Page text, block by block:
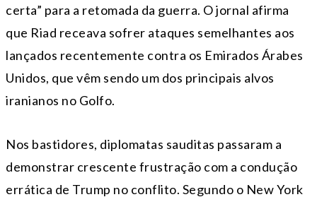
certa” para a retomada da guerra. O jornal afirma
que Riad receava sofrer ataques semelhantes aos
lançados recentemente contra os Emirados Árabes
Unidos, que vêm sendo um dos principais alvos
iranianos no Golfo.
Nos bastidores, diplomatas sauditas passaram a
demonstrar crescente frustração com a condução
errática de Trump no conflito. Segundo o New York